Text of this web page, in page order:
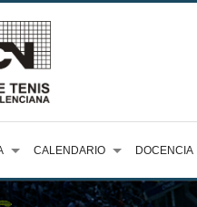
CALENDARIO DOCENCIA